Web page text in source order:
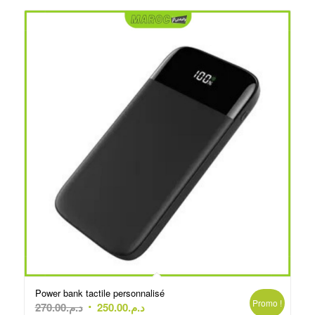
Power bank tactile personnalisé
د.م.270.00
Le
د.م.250.00
Le
Promo !